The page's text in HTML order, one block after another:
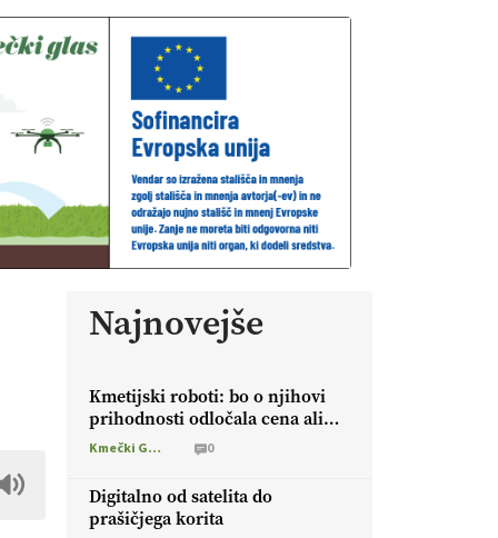
Najnovejše
Kmetijski roboti: bo o njihovi
prihodnosti odločala cena ali
prednosti za kmetijo?
Kmečki Glas 0
Digitalno od satelita do
prašičjega korita